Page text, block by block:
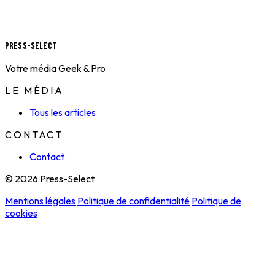
Press-Select
Votre média Geek & Pro
LE MÉDIA
Tous les articles
CONTACT
Contact
© 2026 Press-Select
Mentions légales Politique de confidentialité Politique de
cookies